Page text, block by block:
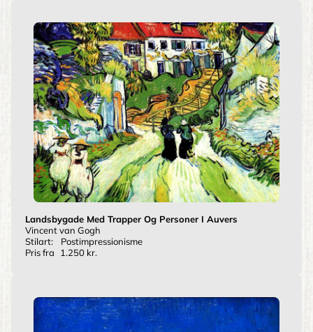
Landsbygade Med Trapper Og Personer I Auvers
Vincent van Gogh
Stilart:
Postimpressionisme
Pris fra
1.250 kr.